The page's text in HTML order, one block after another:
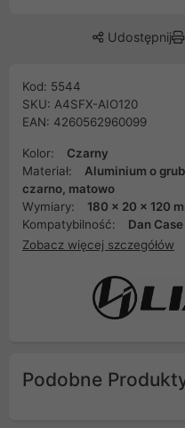
Udostępnij
Kod: 5544
SKU: A4SFX-AIO120
EAN: 4260562960099
Kolor:
Czarny
Materiał:
Aluminium o
czarno, matowo
Wymiary:
180 x 20 x 120
Kompatybilność:
Dan
Zobacz więcej szczegółów
Podobne